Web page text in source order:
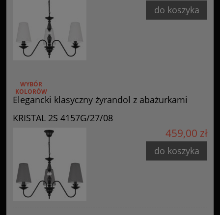
do koszyka
Elegancki klasyczny żyrandol z abażurkami
KRISTAL 2S 4157G/27/08
WYBÓR
KOLORÓW
459,00 zł
do koszyka